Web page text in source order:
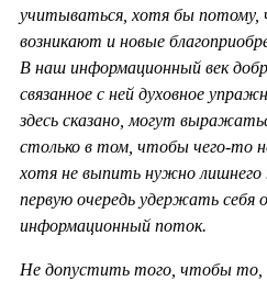
учитываться, хотя бы потому,
возникают и новые
В наш информационный век
связанное с ней духовное
здесь сказано, могут
столько в том, чтобы чего-то
хотя не выпить нужно
первую очередь удержать себя
информационный поток.
Не допустить того, чтобы то,